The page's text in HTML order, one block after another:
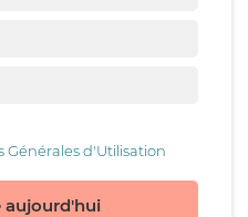
Générales d'Utilisation
aujourd'hui